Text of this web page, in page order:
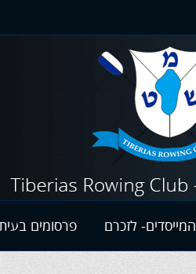
המייסדים- לזכרם פרסומים